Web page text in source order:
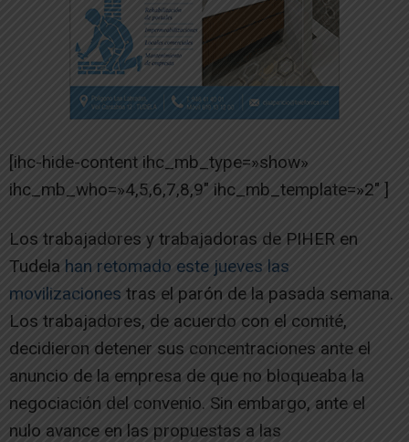
[ihc-hide-content ihc_mb_type=»show»
ihc_mb_who=»4,5,6,7,8,9″ ihc_mb_template=»2″ ]
Los trabajadores y trabajadoras de PIHER en
Tudela han retomado este jueves las
movilizaciones tras el parón de la pasada semana.
Los trabajadores, de acuerdo con el comité,
decidieron detener sus concentraciones ante el
anuncio de la empresa de que no bloqueaba la
negociación del convenio. Sin embargo, ante el
nulo avance en las propuestas a las